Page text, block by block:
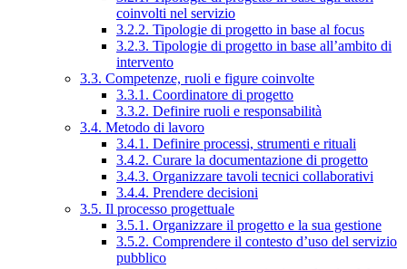
coinvolti nel servizio
3.2.2. Tipologie di progetto in base al focus
3.2.3. Tipologie di progetto in base all’ambito di
intervento
3.3. Competenze, ruoli e figure coinvolte
3.3.1. Coordinatore di progetto
3.3.2. Definire ruoli e responsabilità
3.4. Metodo di lavoro
3.4.1. Definire processi, strumenti e rituali
3.4.2. Curare la documentazione di progetto
3.4.3. Organizzare tavoli tecnici collaborativi
3.4.4. Prendere decisioni
3.5. Il processo progettuale
3.5.1. Organizzare il progetto e la sua gestione
3.5.2. Comprendere il contesto d’uso del servizio
pubblico